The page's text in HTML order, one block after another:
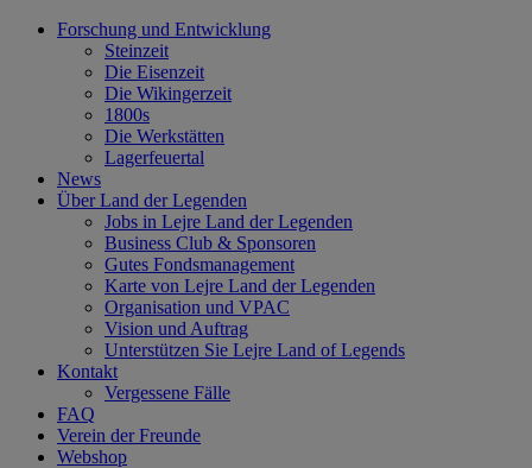
Skip
Forschung und Entwicklung
Steinzeit
Die Eisenzeit
Die Wikingerzeit
1800s
Die Werkstätten
Lagerfeuertal
News
Über Land der Legenden
Jobs in Lejre Land der Legenden
Business Club & Sponsoren
Gutes Fondsmanagement
Karte von Lejre Land der Legenden
Organisation und VPAC
Vision und Auftrag
Unterstützen Sie Lejre Land of Legends
Kontakt
Vergessene Fälle
FAQ
Verein der Freunde
Webshop